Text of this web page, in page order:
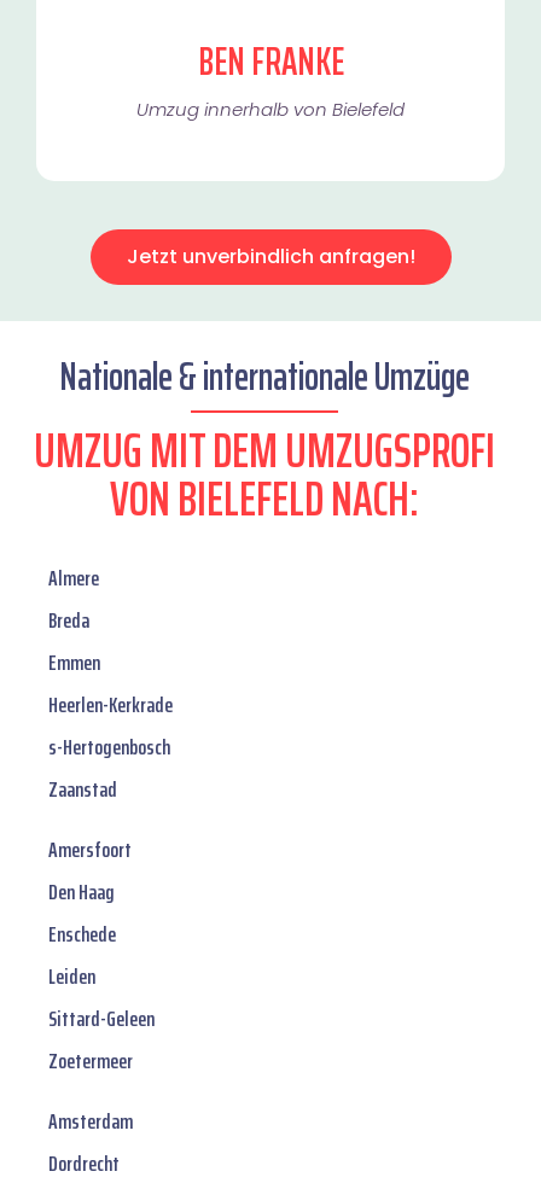
BEN FRANKE
Umzug innerhalb von Bielefeld​
Jetzt unverbindlich anfragen!
Nationale & internationale Umzüge
UMZUG MIT DEM UMZUGSPROFI
VON BIELEFELD NACH:
Almere
Breda
Emmen
Heerlen-Kerkrade
s-Hertogenbosch
Zaanstad
Amersfoort
Den Haag
Enschede
Leiden
Sittard-Geleen
Zoetermeer
Amsterdam
Dordrecht